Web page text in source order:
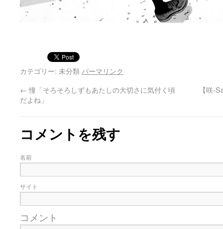
カテゴリー: 未分類 パーマリンク
←憧「そろそろしずもあたしの大切さに気付く頃
だよね」
【咲-
コメントを残す
名前
サイト
コメント